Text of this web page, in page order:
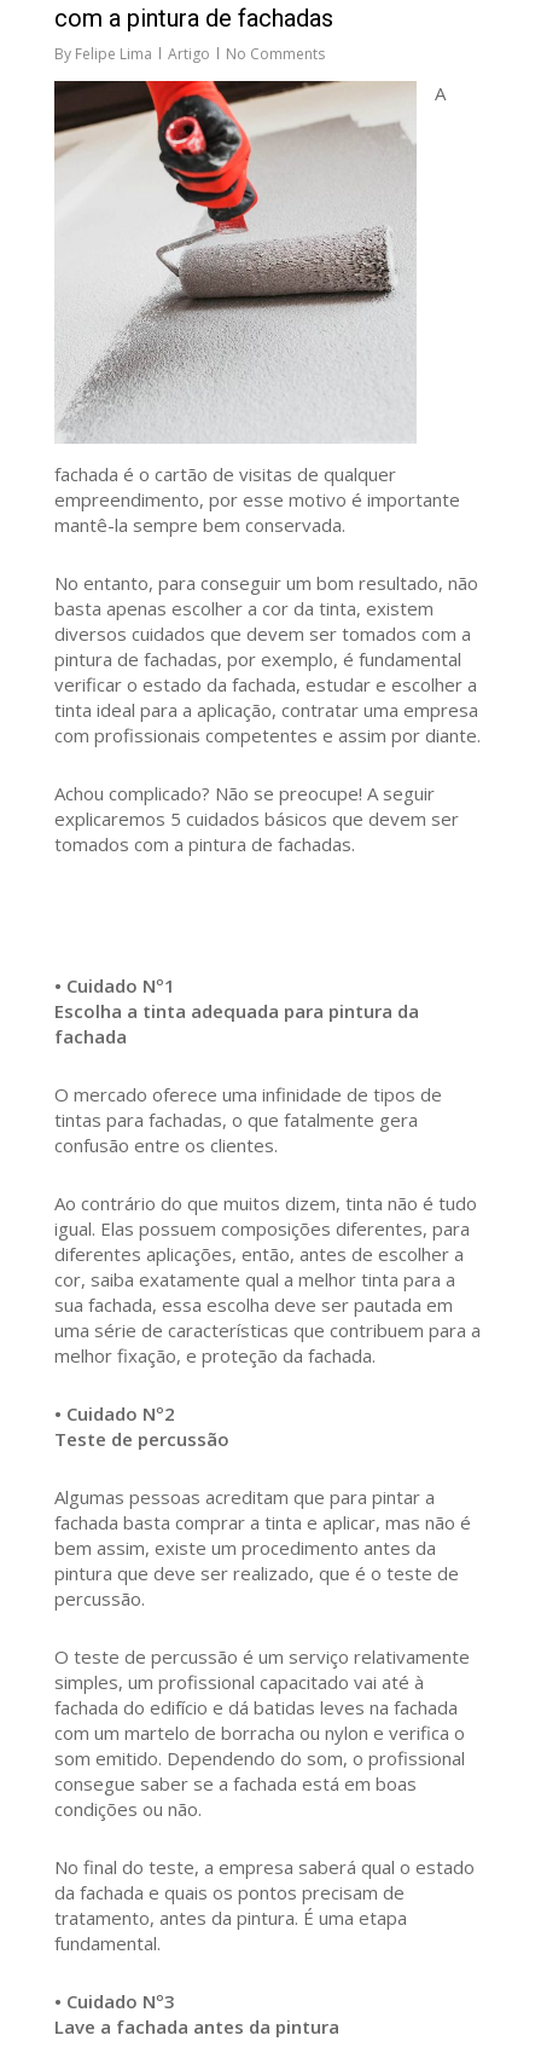
com a pintura de fachadas
By Felipe Lima Artigo No Comments
A
fachada é o cartão de visitas de qualquer
empreendimento, por esse motivo é importante
mantê-la sempre bem conservada.
No entanto, para conseguir um bom resultado, não
basta apenas escolher a cor da tinta, existem
diversos cuidados que devem ser tomados com a
pintura de fachadas, por exemplo, é fundamental
verificar o estado da fachada, estudar e escolher a
tinta ideal para a aplicação, contratar uma empresa
com profissionais competentes e assim por diante.
Achou complicado? Não se preocupe! A seguir
explicaremos 5 cuidados básicos que devem ser
tomados com a pintura de fachadas.
• Cuidado Nº1
Escolha a tinta adequada para pintura da
fachada
O mercado oferece uma infinidade de tipos de
tintas para fachadas, o que fatalmente gera
confusão entre os clientes.
Ao contrário do que muitos dizem, tinta não é tudo
igual. Elas possuem composições diferentes, para
diferentes aplicações, então, antes de escolher a
cor, saiba exatamente qual a melhor tinta para a
sua fachada, essa escolha deve ser pautada em
uma série de características que contribuem para a
melhor fixação, e proteção da fachada.
• Cuidado Nº2
Teste de percussão
Algumas pessoas acreditam que para pintar a
fachada basta comprar a tinta e aplicar, mas não é
bem assim, existe um procedimento antes da
pintura que deve ser realizado, que é o teste de
percussão.
O teste de percussão é um serviço relativamente
simples, um profissional capacitado vai até à
fachada do edifício e dá batidas leves na fachada
com um martelo de borracha ou nylon e verifica o
som emitido. Dependendo do som, o profissional
consegue saber se a fachada está em boas
condições ou não.
No final do teste, a empresa saberá qual o estado
da fachada e quais os pontos precisam de
tratamento, antes da pintura. É uma etapa
fundamental.
• Cuidado Nº3
Lave a fachada antes da pintura